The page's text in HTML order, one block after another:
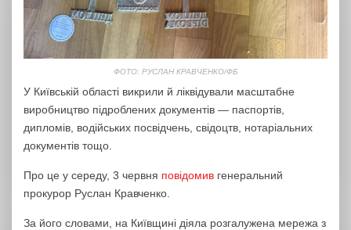
ФОТО: РУСЛАН КРАВЧЕНКО/ФБ
У Київській області викрили й ліквідували масштабне
виробництво підроблених документів — паспортів,
дипломів, водійських посвідчень, свідоцтв, нотаріальних
документів тощо.
Про це у середу, 3 червня повідомив генеральний
прокурор Руслан Кравченко.
За його словами, на Київщині діяла розгалужена мережа з